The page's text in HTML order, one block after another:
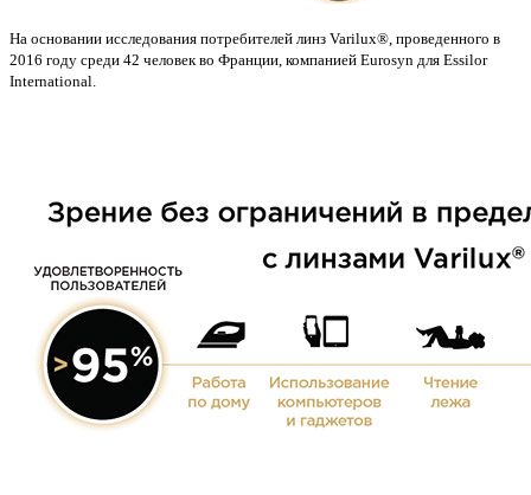
На основании исследования потребителей линз Varilux®, проведенного в
2016 году среди 42 человек во Франции, компанией Eurosyn для Essilor
International.